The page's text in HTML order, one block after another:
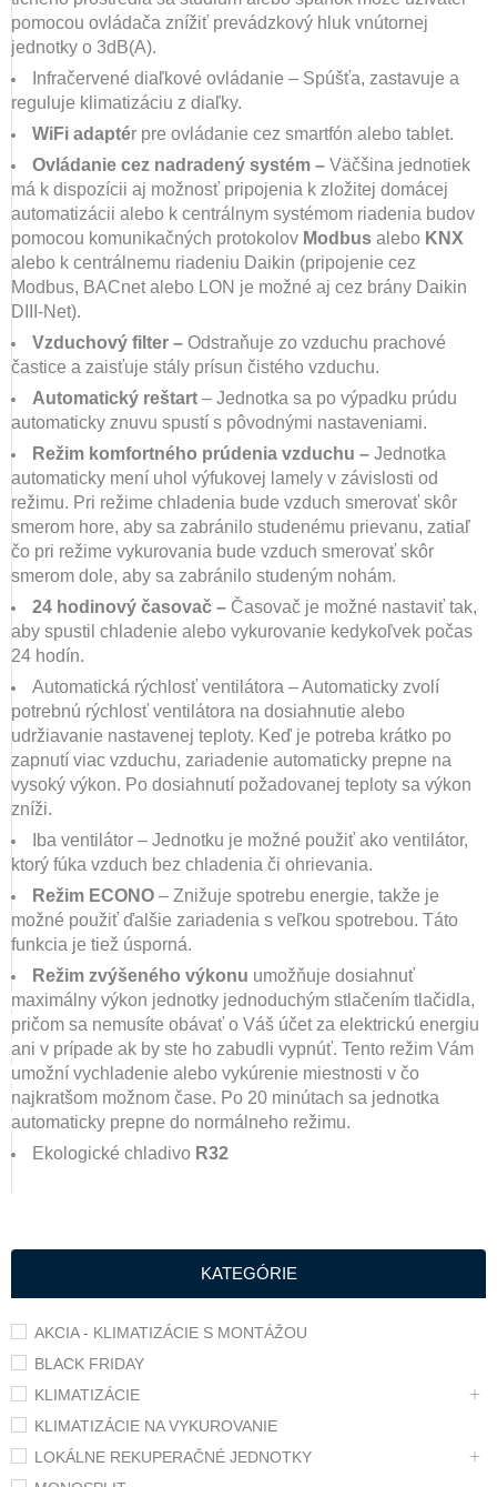
KATEGÓRIE
AKCIA - KLIMATIZÁCIE S MONTÁŽOU
BLACK FRIDAY
KLIMATIZÁCIE
KLIMATIZÁCIE NA VYKUROVANIE
LOKÁLNE REKUPERAČNÉ JEDNOTKY
pomocou ovládača znížiť prevádzkový hluk vnútornej
jednotky o 3dB(A).
Infračervené diaľkové ovládanie – Spúšťa, zastavuje a
reguluje klimatizáciu z diaľky.
WiFi adaptér pre ovládanie cez smartfón alebo tablet.
Ovládanie cez nadradený systém – Väčšina jednotiek
má k dispozícii aj možnosť pripojenia k zložitej domácej
automatizácii alebo k centrálnym systémom riadenia budov
pomocou komunikačných protokolov Modbus alebo KNX
alebo k centrálnemu riadeniu Daikin (pripojenie cez
Modbus, BACnet alebo LON je možné aj cez brány Daikin
DIII-Net).
Vzduchový filter – Odstraňuje zo vzduchu prachové
častice a zaisťuje stály prísun čistého vzduchu.
Automatický reštart – Jednotka sa po výpadku prúdu
automaticky znuvu spustí s pôvodnými nastaveniami.
Režim komfortného prúdenia vzduchu – Jednotka
automaticky mení uhol výfukovej lamely v závislosti od
režimu. Pri režime chladenia bude vzduch smerovať skôr
smerom hore, aby sa zabránilo studenému prievanu, zatiaľ
čo pri režime vykurovania bude vzduch smerovať skôr
smerom dole, aby sa zabránilo studeným nohám.
24 hodinový časovač – Časovač je možné nastaviť tak,
aby spustil chladenie alebo vykurovanie kedykoľvek počas
24 hodín.
Automatická rýchlosť ventilátora – Automaticky zvolí
potrebnú rýchlosť ventilátora na dosiahnutie alebo
udržiavanie nastavenej teploty. Keď je potreba krátko po
zapnutí viac vzduchu, zariadenie automaticky prepne na
vysoký výkon. Po dosiahnutí požadovanej teploty sa výkon
zníži.
Iba ventilátor – Jednotku je možné použiť ako ventilátor,
ktorý fúka vzduch bez chladenia či ohrievania.
Režim ECONO – Znižuje spotrebu energie, takže je
možné použiť ďalšie zariadenia s veľkou spotrebou. Táto
funkcia je tiež úsporná.
Režim zvýšeného výkonu umožňuje dosiahnuť
maximálny výkon jednotky jednoduchým stlačením tlačidla,
pričom sa nemusíte obávať o Váš účet za elektrickú energiu
ani v prípade ak by ste ho zabudli vypnúť. Tento režim Vám
umožní vychladenie alebo vykúrenie miestnosti v čo
najkratšom možnom čase. Po 20 minútach sa jednotka
automaticky prepne do normálneho režimu.
Ekologické chladivo R32